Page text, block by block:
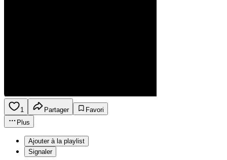
1 Partager
Favori
Plus
Ajouter à la playlist
Signaler